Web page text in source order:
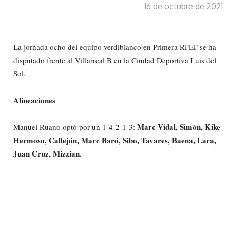
16 de octubre de 2021
La jornada ocho del equipo verdiblanco en Primera RFEF se ha
disputado frente al Villarreal B en la Ciudad Deportiva Luis del
Sol.
Alineaciones
Manuel Ruano optó por un 1-4-2-1-3: Marc Vidal, Simón, Kike
Hermoso, Callejón, Marc Baró, Sibo, Tavares, Baena, Lara,
Juan Cruz, Mizzian.